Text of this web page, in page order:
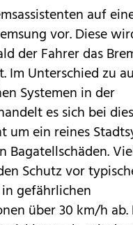
auf
vor. Diese
der Fahrer das
Im Unterschied zu
Systemen in der
es sich bei
um ein reines
Bagatellschäden.
Schutz vor
gefährlichen
über 30 km/h ab.